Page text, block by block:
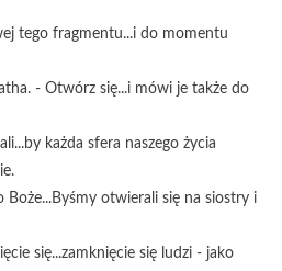
tego fragmentu...i do momentu
- Otwórz się...i mówi je także do
każda sfera naszego życia
Boże...Byśmy otwierali się na siostry i
się...zamknięcie się ludzi - jako